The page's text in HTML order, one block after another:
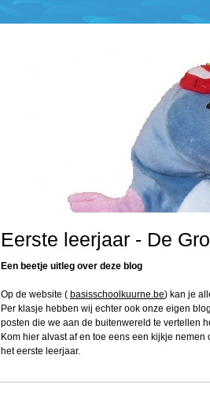
Eerste leerjaar - De
Een beetje uitleg over deze blog
Op de website ( basisschoolkuurne.be) kan je
Per klasje hebben wij echter ook onze eigen
posten die we aan de buitenwereld te vertellen
Kom hier alvast af en toe eens een kijkje
het eerste leerjaar.